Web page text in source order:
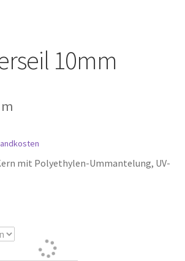
10mm
mit Polyethylen-Ummantelung, UV-